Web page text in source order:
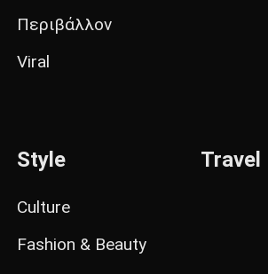
Περιβάλλον
Viral
Style
Culture
Fashion & Beauty
Travel